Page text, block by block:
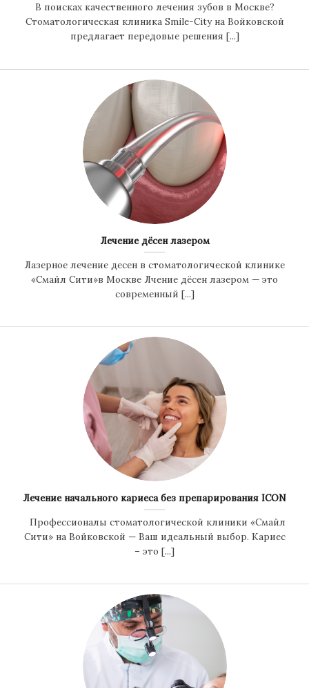
В поисках качественного лечения зубов в Москве?
Стоматологическая клиника Smile-City на Войковской
предлагает передовые решения [...]
Лечение дёсен лазером
Лазерное лечение десен в стоматологической клинике
«Смайл Сити»в Москве Лчение дёсен лазером — это
современный [...]
Лечение начального кариеса без препарирования ICON
Профессионалы стоматологической клиники «Смайл
Сити» на Войковской — Ваш идеальный выбор. Кариес
– это [...]